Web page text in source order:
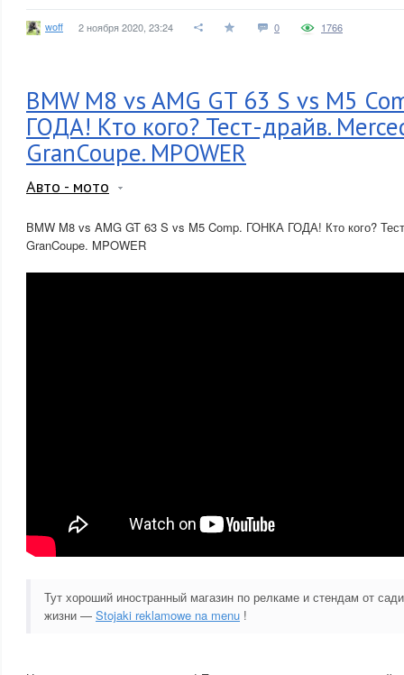
woff 2 ноября 2020, 23:24 0 1766
BMW M8 vs AMG GT 63 S vs M5
ГОДА! Кто кого? Тест-драйв.
GranCoupe. MPOWER
Авто - мото
BMW M8 vs AMG GT 63 S vs M5 Comp. ГОНКА ГОДА! Кто кого?
GranCoupe. MPOWER
Тут хороший иностранный магазин по релкаме и стендам от
жизни — Stojaki reklamowe na menu !